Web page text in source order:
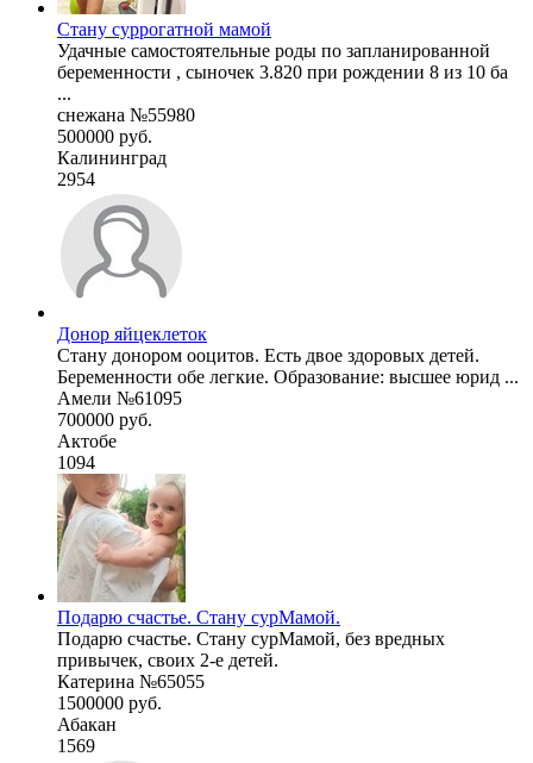
Стану суррогатной мамой
Удачные самостоятельные роды по запланированной
беременности , сыночек 3.820 при рождении 8 из 10 ба
...
снежана №55980
500000 руб.
Калининград
2954
Донор яйцеклеток
Стану донором ооцитов. Есть двое здоровых детей.
Беременности обе легкие. Образование: высшее юрид ...
Амели №61095
700000 руб.
Актобе
1094
Подарю счастье. Стану сурМамой.
Подарю счастье. Стану сурМамой, без вредных
привычек, своих 2-е детей.
Катерина №65055
1500000 руб.
Абакан
1569